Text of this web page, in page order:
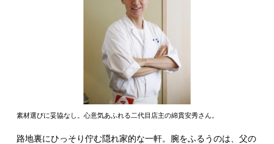
素材選びに妥協なし。心意気あふれる二代目店主の綿貫安秀さん。
路地裏にひっそり佇む隠れ家的な一軒。腕をふるうのは、父の